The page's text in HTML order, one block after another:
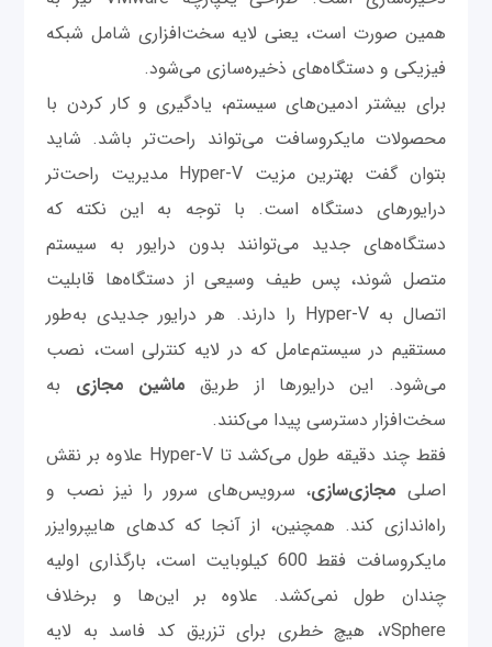
همین صورت است، یعنی لایه سخت‌افزاری شامل شبکه
فیزیکی و دستگاه‌های ذخیره‌سازی می‌شود.
برای بیشتر ادمین‌های سیستم، یادگیری و کار کردن با
محصولات مایکروسافت می‌تواند راحت‌تر باشد. شاید
بتوان گفت بهترین مزیت Hyper-V مدیریت راحت‌تر
درایورهای دستگاه است. با توجه به این نکته که
دستگاه‌های جدید می‌توانند بدون درایور به سیستم
متصل شوند، پس طیف وسیعی از دستگاه‌ها قابلیت
اتصال به Hyper-V را دارند. هر درایور جدیدی به‌طور
مستقیم در سیستم‌عامل که در لایه کنترلی است، نصب
می‌شود. این درایورها از طریقماشین مجازی به
سخت‌افزار دسترسی پیدا می‌کنند.
فقط چند دقیقه طول می‌کشد تا Hyper-V علاوه بر نقش
اصلی مجازی‌سازی، سرویس‌های سرور را نیز نصب و
راه‌اندازی کند. همچنین، از آنجا که کدهای هایپروایزر
مایکروسافت فقط 600 کیلوبایت است، بارگذاری اولیه
چندان طول نمی‌کشد. علاوه بر این‌ها و برخلاف
vSphere، هیچ خطری برای تزریق کد فاسد به لایه